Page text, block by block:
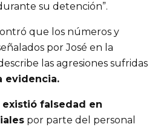
su detención”.
que los números y
por José en la
las agresiones sufridas
evidencia.
existió falsedad en
por parte del personal